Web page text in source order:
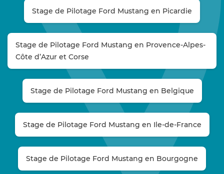
Stage de Pilotage Ford Mustang en Picardie
Stage de Pilotage Ford Mustang en Provence-Alpes-
Côte d’Azur et Corse
Stage de Pilotage Ford Mustang en Belgique
Stage de Pilotage Ford Mustang en Ile-de-France
Stage de Pilotage Ford Mustang en Bourgogne